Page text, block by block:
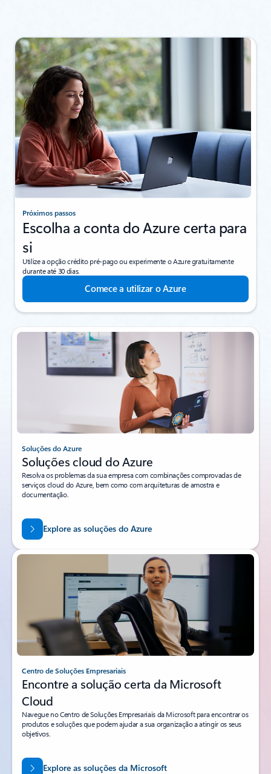
Próximos passos
Escolha a conta do Azure certa para
si
Utilize a opção crédito pré-pago ou experimente o Azure gratuitamente
durante até 30 dias.
Comece a utilizar o Azure
Soluções do Azure
Soluções cloud do Azure
Resolva os problemas da sua empresa com combinações comprovadas de
serviços cloud do Azure, bem como com arquiteturas de amostra e
documentação.
Explore as soluções do Azure
Centro de Soluções Empresariais
Encontre a solução certa da Microsoft
Cloud
Navegue no Centro de Soluções Empresariais da Microsoft para encontrar os
produtos e soluções que podem ajudar a sua organização a atingir os seus
objetivos.
Explore as soluções da Microsoft